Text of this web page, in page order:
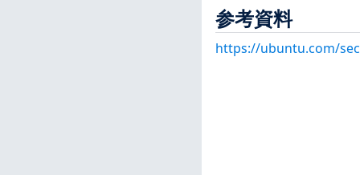
参考資料
https://ubuntu.com/